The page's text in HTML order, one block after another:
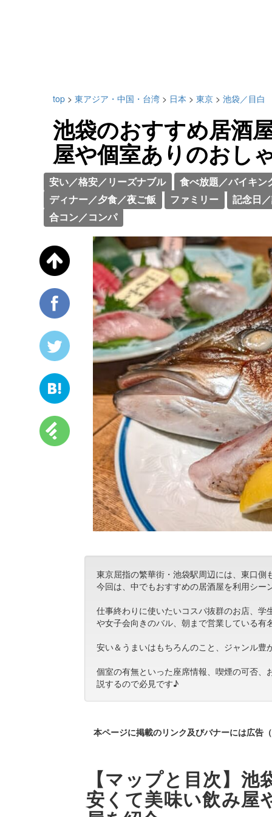
top > 東アジア・中国・台湾 > 日本 > 東京 > 池袋／目白
池袋のおすすめ居酒
屋や個室ありのおし
安い／格安／リーズナブル
食べ放題／バイキン
ディナー／夕食／夜ご飯
ファミリー
記念日
合コン／コンパ
東京屈指の繁華街・池袋駅周辺には、東口
今回は、中でもおすすめの居酒屋を利用シー
仕事終わりに使いたいコスパ抜群のお店、
や女子会向きのバル、朝まで営業している
安い＆うまいはもちろんのこと、ジャンル豊
個室の有無といった座席情報、喫煙の可否
説するので必見です♪
本ページに掲載のリンク及びバナーには広告
【マップと目次】
安くて美味い飲み屋